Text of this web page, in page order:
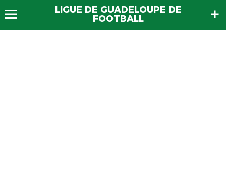
LIGUE DE GUADELOUPE DE
FOOTBALL